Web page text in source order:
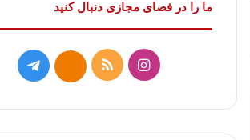
ما را در فصای مجازی دنبال کنید
ا
خ
ت
گ